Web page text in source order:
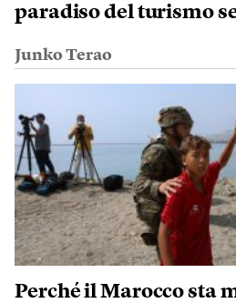
paradiso del turismo
Junko Terao
Perché il Marocco sta